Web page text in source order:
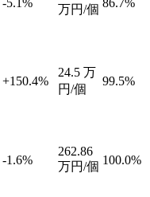
-5.1%
万円/個 86.7%
+150.4%
24.5 万
円/個
99.5%
-1.6%
262.86
万円/個 100.0%